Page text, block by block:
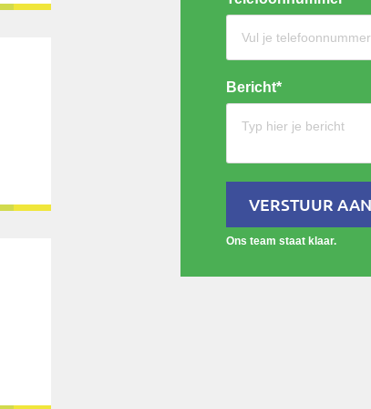
Bericht*
VERSTUUR
Ons team staat klaar.